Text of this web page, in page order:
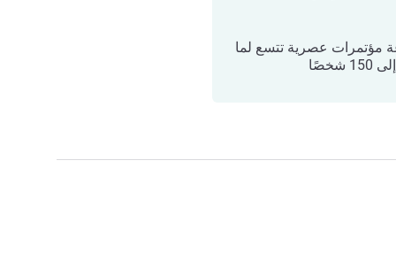
مؤتمرات عصرية تتسع لما
شخصًا